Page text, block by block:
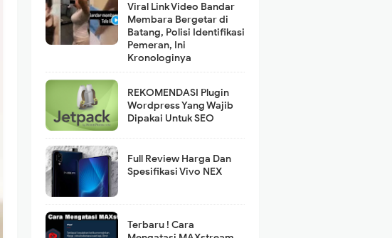
Viral Link Video Bandar
Membara Bergetar di
Batang, Polisi Identifikasi
Pemeran, Ini
Kronologinya
REKOMENDASI Plugin
Wordpress Yang Wajib
Dipakai Untuk SEO
Full Review Harga Dan
Spesifikasi Vivo NEX
Terbaru ! Cara